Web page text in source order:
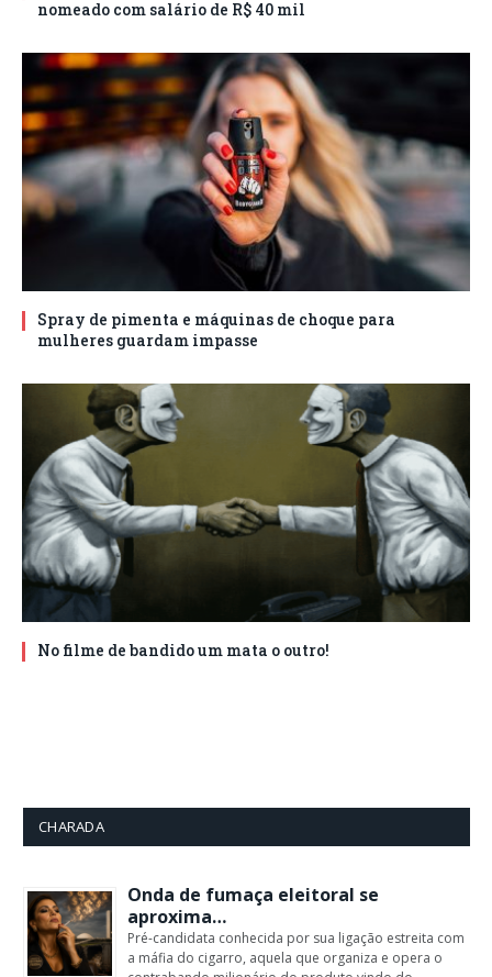
nomeado com salário de R$ 40 mil
Spray de pimenta e máquinas de choque para
mulheres guardam impasse
No filme de bandido um mata o outro!
CHARADA
Onda de fumaça eleitoral se
aproxima…
Pré-candidata conhecida por sua ligação estreita com
a máfia do cigarro, aquela que organiza e opera o